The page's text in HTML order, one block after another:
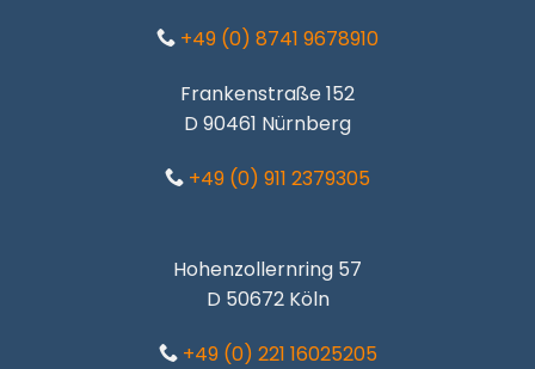
+49 (0) 8741 9678910
Frankenstraße 152
D 90461 Nürnberg
+49 (0) 911 2379305
Hohenzollernring 57
D 50672 Köln
+49 (0) 221 16025205